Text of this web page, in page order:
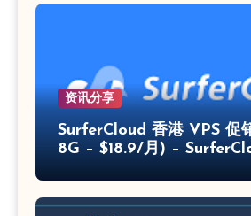
资讯分享
SurferCloud 香港 VPS 促
8G – $18.9/月) –